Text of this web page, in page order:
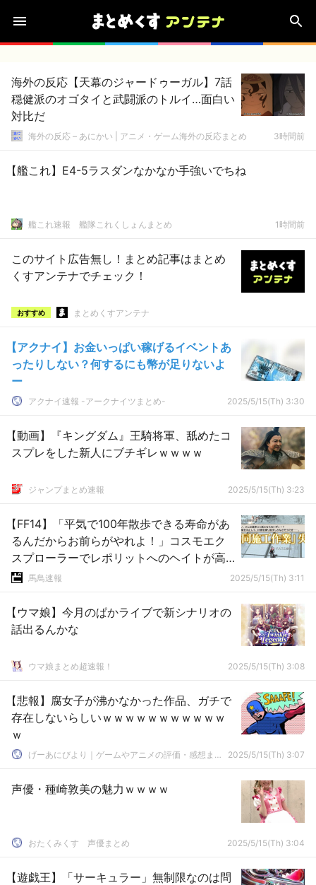
海外の反応【天幕のジャードゥーガル】7話
穏健派のオゴタイと武闘派のトルイ…面白い
対比だ
海外の反応 – あにかい | アニメ・ゲーム海外の反応まとめ 3時間前
【艦これ】E4-5ラスダンなかなか手強いでちね
艦これ速報 艦隊これくしょんまとめ 1時間前
このサイト広告無し！まとめ記事はまとめ
くすアンテナでチェック！
おすすめ まとめくすアンテナ
【アクナイ】お金いっぱい稼げるイベントあ
ったりしない？何するにも幣が足りないよ
ー
アクナイ速報 -アークナイツまとめ- 2025/5/15(Th) 3:30
【動画】『キングダム』王騎将軍、舐めたコ
スプレをした新人にブチギレｗｗｗｗ
ジャンプまとめ速報 2025/5/15(Th) 3:23
【FF14】「平気で100年散歩できる寿命があ
るんだからお前らがやれよ！」コスモエク
スプローラーでレポリットへのヘイトが高
まってしまうｗｗｗｗｗ
馬鳥速報 2025/5/15(Th) 3:11
【ウマ娘】今月のぱかライブで新シナリオの
話出るんかな
ウマ娘まとめ超速報！ 2025/5/15(Th) 3:08
【悲報】腐女子が沸かなかった作品、ガチで
存在しないらしいｗｗｗｗｗｗｗｗｗｗｗ
ｗ
げーあにびより｜ゲームやアニメの評価・感想まとめ 2025/5/15(Th) 3:07
声優・種崎敦美の魅力ｗｗｗｗ
おたくみくす 声優まとめ 2025/5/15(Th) 3:04
【遊戯王】「サーキュラー」無制限なのは問